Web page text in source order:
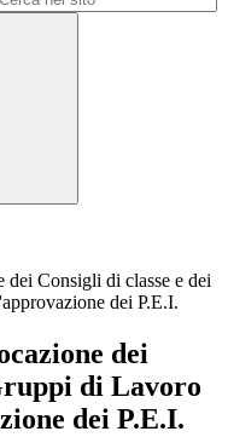
Consigli di classe e dei
dei P.E.I.
dei
di Lavoro
dei P.E.I.